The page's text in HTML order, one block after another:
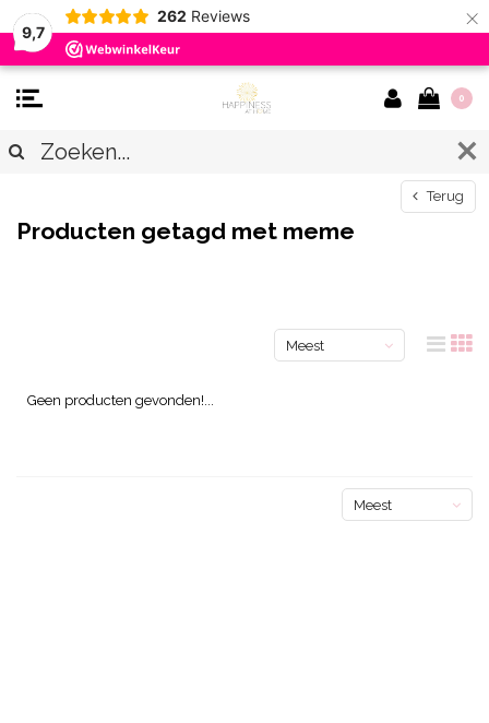
9,7
262 Reviews ×
0
Terug
Producten getagd met meme
Meest
Geen producten gevonden!...
Meest